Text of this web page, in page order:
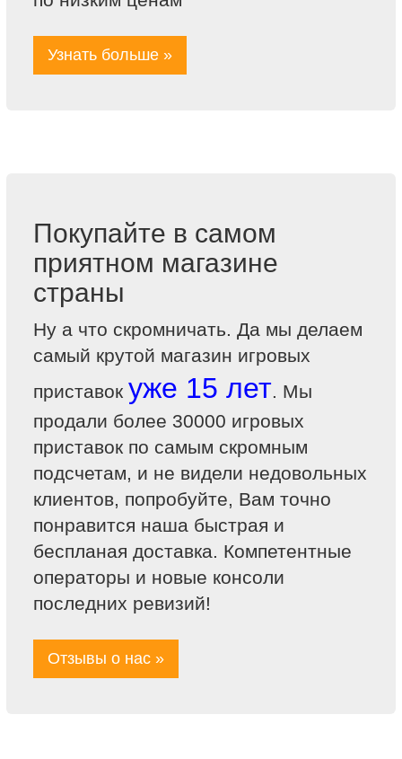
Узнать больше »
Покупайте в самом
приятном магазине
страны
Ну а что скромничать. Да мы делаем
самый крутой магазин игровых
приставокуже 15 лет. Мы
продали более 30000 игровых
приставок по самым скромным
подсчетам, и не видели недовольных
клиентов, попробуйте, Вам точно
понравится наша быстрая и
беспланая доставка. Компетентные
операторы и новые консоли
последних ревизий!
Отзывы о нас »